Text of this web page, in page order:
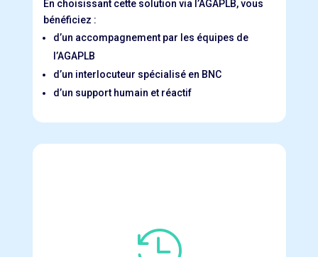
En choisissant cette solution via l’AGAPLB, vous
bénéficiez :
d’un accompagnement par les équipes de
l’AGAPLB
d’un interlocuteur spécialisé en BNC
d’un support humain et réactif